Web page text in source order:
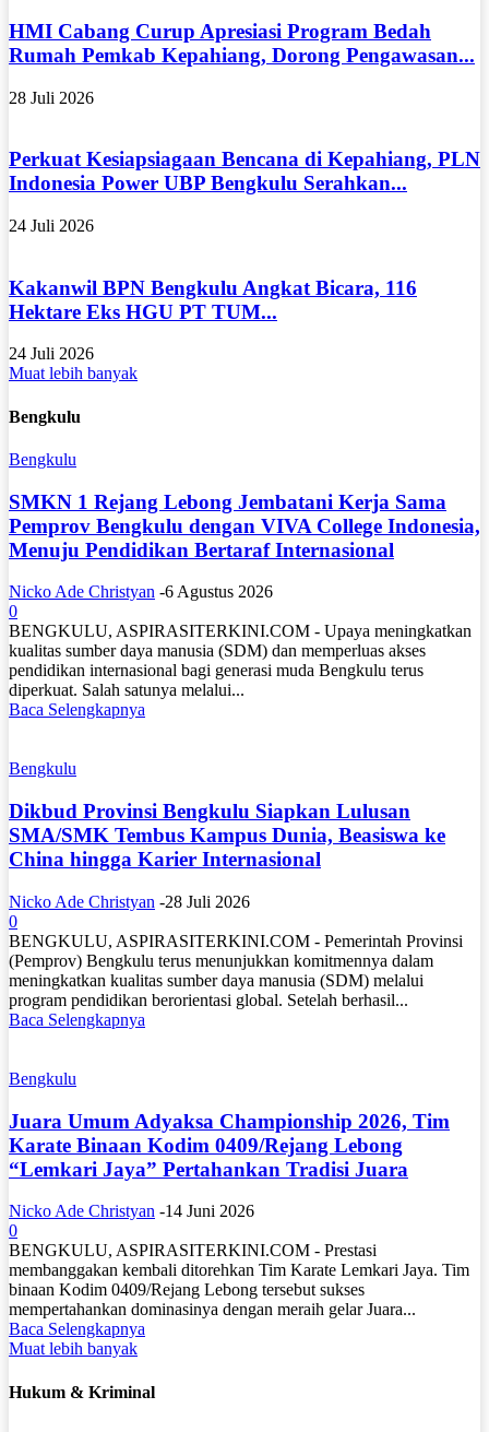
HMI Cabang Curup Apresiasi Program Bedah
Rumah Pemkab Kepahiang, Dorong Pengawasan...
28 Juli 2026
Perkuat Kesiapsiagaan Bencana di Kepahiang, PLN
Indonesia Power UBP Bengkulu Serahkan...
24 Juli 2026
Kakanwil BPN Bengkulu Angkat Bicara, 116
Hektare Eks HGU PT TUM...
24 Juli 2026
Muat lebih banyak
Bengkulu
Bengkulu
SMKN 1 Rejang Lebong Jembatani Kerja Sama
Pemprov Bengkulu dengan VIVA College Indonesia,
Menuju Pendidikan Bertaraf Internasional
Nicko Ade Christyan -6 Agustus 2026
0
BENGKULU, ASPIRASITERKINI.COM - Upaya meningkatkan
kualitas sumber daya manusia (SDM) dan memperluas akses
pendidikan internasional bagi generasi muda Bengkulu terus
diperkuat. Salah satunya melalui...
Baca Selengkapnya
Bengkulu
Dikbud Provinsi Bengkulu Siapkan Lulusan
SMA/SMK Tembus Kampus Dunia, Beasiswa ke
China hingga Karier Internasional
Nicko Ade Christyan -28 Juli 2026
0
BENGKULU, ASPIRASITERKINI.COM - Pemerintah Provinsi
(Pemprov) Bengkulu terus menunjukkan komitmennya dalam
meningkatkan kualitas sumber daya manusia (SDM) melalui
program pendidikan berorientasi global. Setelah berhasil...
Baca Selengkapnya
Bengkulu
Juara Umum Adyaksa Championship 2026, Tim
Karate Binaan Kodim 0409/Rejang Lebong
“Lemkari Jaya” Pertahankan Tradisi Juara
Nicko Ade Christyan -14 Juni 2026
0
BENGKULU, ASPIRASITERKINI.COM - Prestasi
membanggakan kembali ditorehkan Tim Karate Lemkari Jaya. Tim
binaan Kodim 0409/Rejang Lebong tersebut sukses
mempertahankan dominasinya dengan meraih gelar Juara...
Baca Selengkapnya
Muat lebih banyak
Hukum & Kriminal